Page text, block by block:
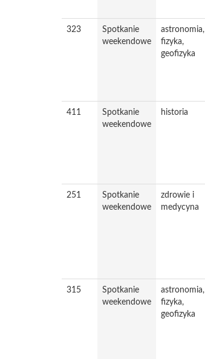
323
Spotkanie
weekendowe
astronomia,
fizyka,
geofizyka
411
Spotkanie
weekendowe
historia
251
Spotkanie
weekendowe
zdrowie i
medycyna
315
Spotkanie
weekendowe
astronomia,
fizyka,
geofizyka